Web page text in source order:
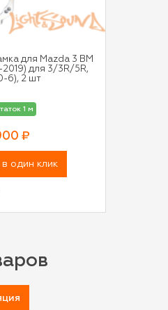
для Mazda 3 BM
2019) для 3/3R/5R,
6), 2 шт
1 м
₽
в один клик